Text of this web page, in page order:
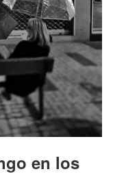
en los